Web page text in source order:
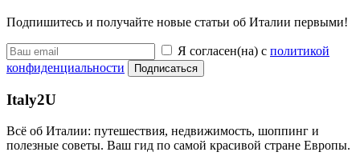
Подпишитесь и получайте новые статьи об Италии первыми!
Я согласен(на) с политикой
конфиденциальности
Подписаться
Italy2U
Всё об Италии: путешествия, недвижимость, шоппинг и
полезные советы. Ваш гид по самой красивой стране Европы.